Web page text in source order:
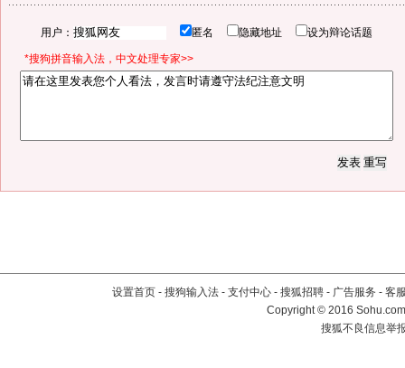
用户： 匿名 隐藏地址 设为辩论话题
*搜狗拼音输入法，中文处理专家>>
设置首页 - 搜狗输入法 - 支付中心 - 搜狐招聘 - 广告服务 - 客
Copyright©2016
搜狐不良信息举